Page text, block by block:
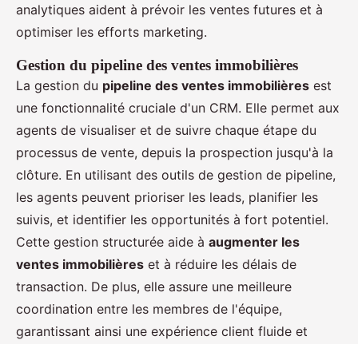
analytiques aident à prévoir les ventes futures et à
optimiser les efforts marketing.
Gestion du pipeline des ventes immobilières
La gestion du pipeline des ventes immobilières est
une fonctionnalité cruciale d'un CRM. Elle permet aux
agents de visualiser et de suivre chaque étape du
processus de vente, depuis la prospection jusqu'à la
clôture. En utilisant des outils de gestion de pipeline,
les agents peuvent prioriser les leads, planifier les
suivis, et identifier les opportunités à fort potentiel.
Cette gestion structurée aide à augmenter les
ventes immobilières et à réduire les délais de
transaction. De plus, elle assure une meilleure
coordination entre les membres de l'équipe,
garantissant ainsi une expérience client fluide et